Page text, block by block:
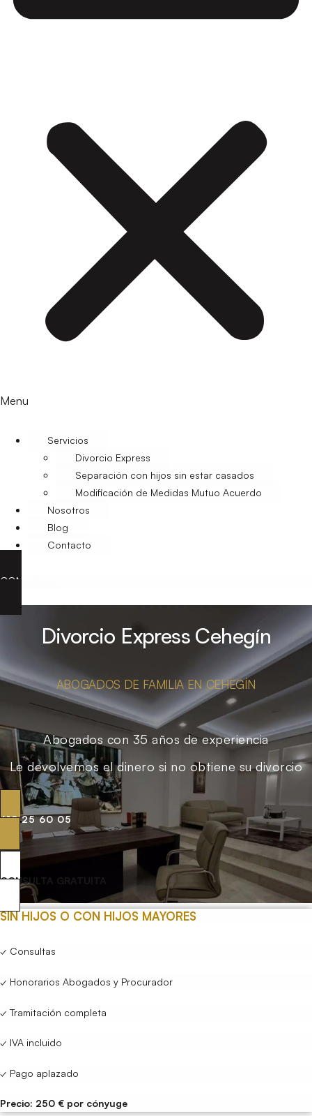
Menu
Servicios
Divorcio Express
Separación con hijos sin estar casados
Modificación de Medidas Mutuo Acuerdo
Nosotros
Blog
Contacto
CONTACTO
Divorcio Express Cehegín
ABOGADOS DE FAMILIA EN CEHEGÍN
Abogados con 35 años de experiencia
Le devolvemos el dinero si no obtiene su divorcio
619 25 60 05
CONSULTA GRATUITA
SIN HIJOS O CON HIJOS MAYORES
✓ Consultas
✓ Honorarios Abogados y Procurador
✓ Tramitación completa
✓ IVA incluido
✓ Pago aplazado
Precio: 250 € por cónyuge